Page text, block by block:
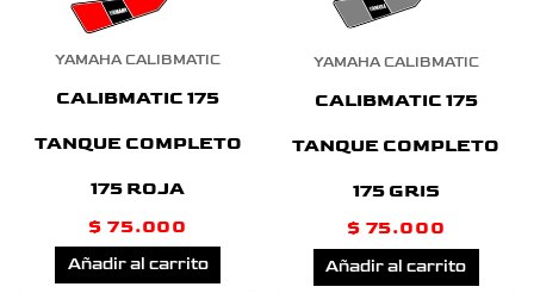
YAMAHA CALIBMATIC
CALIBMATIC 175
TANQUE COMPLETO
175 ROJA
$ 75.000
Añadir al carrito
YAMAHA CALIBMATIC
CALIBMATIC 175
TANQUE COMPLETO
175 GRIS
$ 75.000
Añadir al carrito